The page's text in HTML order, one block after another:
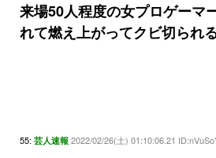
来場50人程度の女プロゲーマ
れて燃え上がってクビ切られ
55: 芸人速報 2022/02/26(土) 01:10:06.21